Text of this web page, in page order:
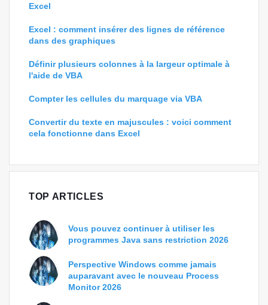
Excel
Excel : comment insérer des lignes de référence
dans des graphiques
Définir plusieurs colonnes à la largeur optimale à
l'aide de VBA
Compter les cellules du marquage via VBA
Convertir du texte en majuscules : voici comment
cela fonctionne dans Excel
TOP ARTICLES
Vous pouvez continuer à utiliser les
programmes Java sans restriction 2026
Perspective Windows comme jamais
auparavant avec le nouveau Process
Monitor 2026